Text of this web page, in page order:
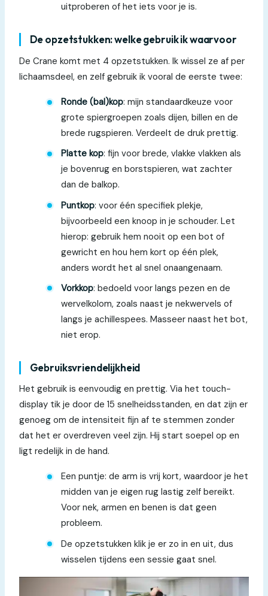
uitproberen of het iets voor je is.
De opzetstukken: welke gebruik ik waarvoor
De Crane komt met 4 opzetstukken. Ik wissel ze af per
lichaamsdeel, en zelf gebruik ik vooral de eerste twee:
Ronde (bal)kop: mijn standaardkeuze voor
grote spiergroepen zoals dijen, billen en de
brede rugspieren. Verdeelt de druk prettig.
Platte kop: fijn voor brede, vlakke vlakken als
je bovenrug en borstspieren, wat zachter
dan de balkop.
Puntkop: voor één specifiek plekje,
bijvoorbeeld een knoop in je schouder. Let
hierop: gebruik hem nooit op een bot of
gewricht en hou hem kort op één plek,
anders wordt het al snel onaangenaam.
Vorkkop: bedoeld voor langs pezen en de
wervelkolom, zoals naast je nekwervels of
langs je achillespees. Masseer naast het bot,
niet erop.
Gebruiksvriendelijkheid
Het gebruik is eenvoudig en prettig. Via het touch-
display tik je door de 15 snelheidsstanden, en dat zijn er
genoeg om de intensiteit fijn af te stemmen zonder
dat het er overdreven veel zijn. Hij start soepel op en
ligt redelijk in de hand.
Een puntje: de arm is vrij kort, waardoor je het
midden van je eigen rug lastig zelf bereikt.
Voor nek, armen en benen is dat geen
probleem.
De opzetstukken klik je er zo in en uit, dus
wisselen tijdens een sessie gaat snel.